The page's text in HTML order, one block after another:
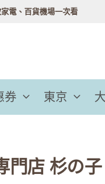
電、百貨機場一次看
券 東京
門店 杉の子